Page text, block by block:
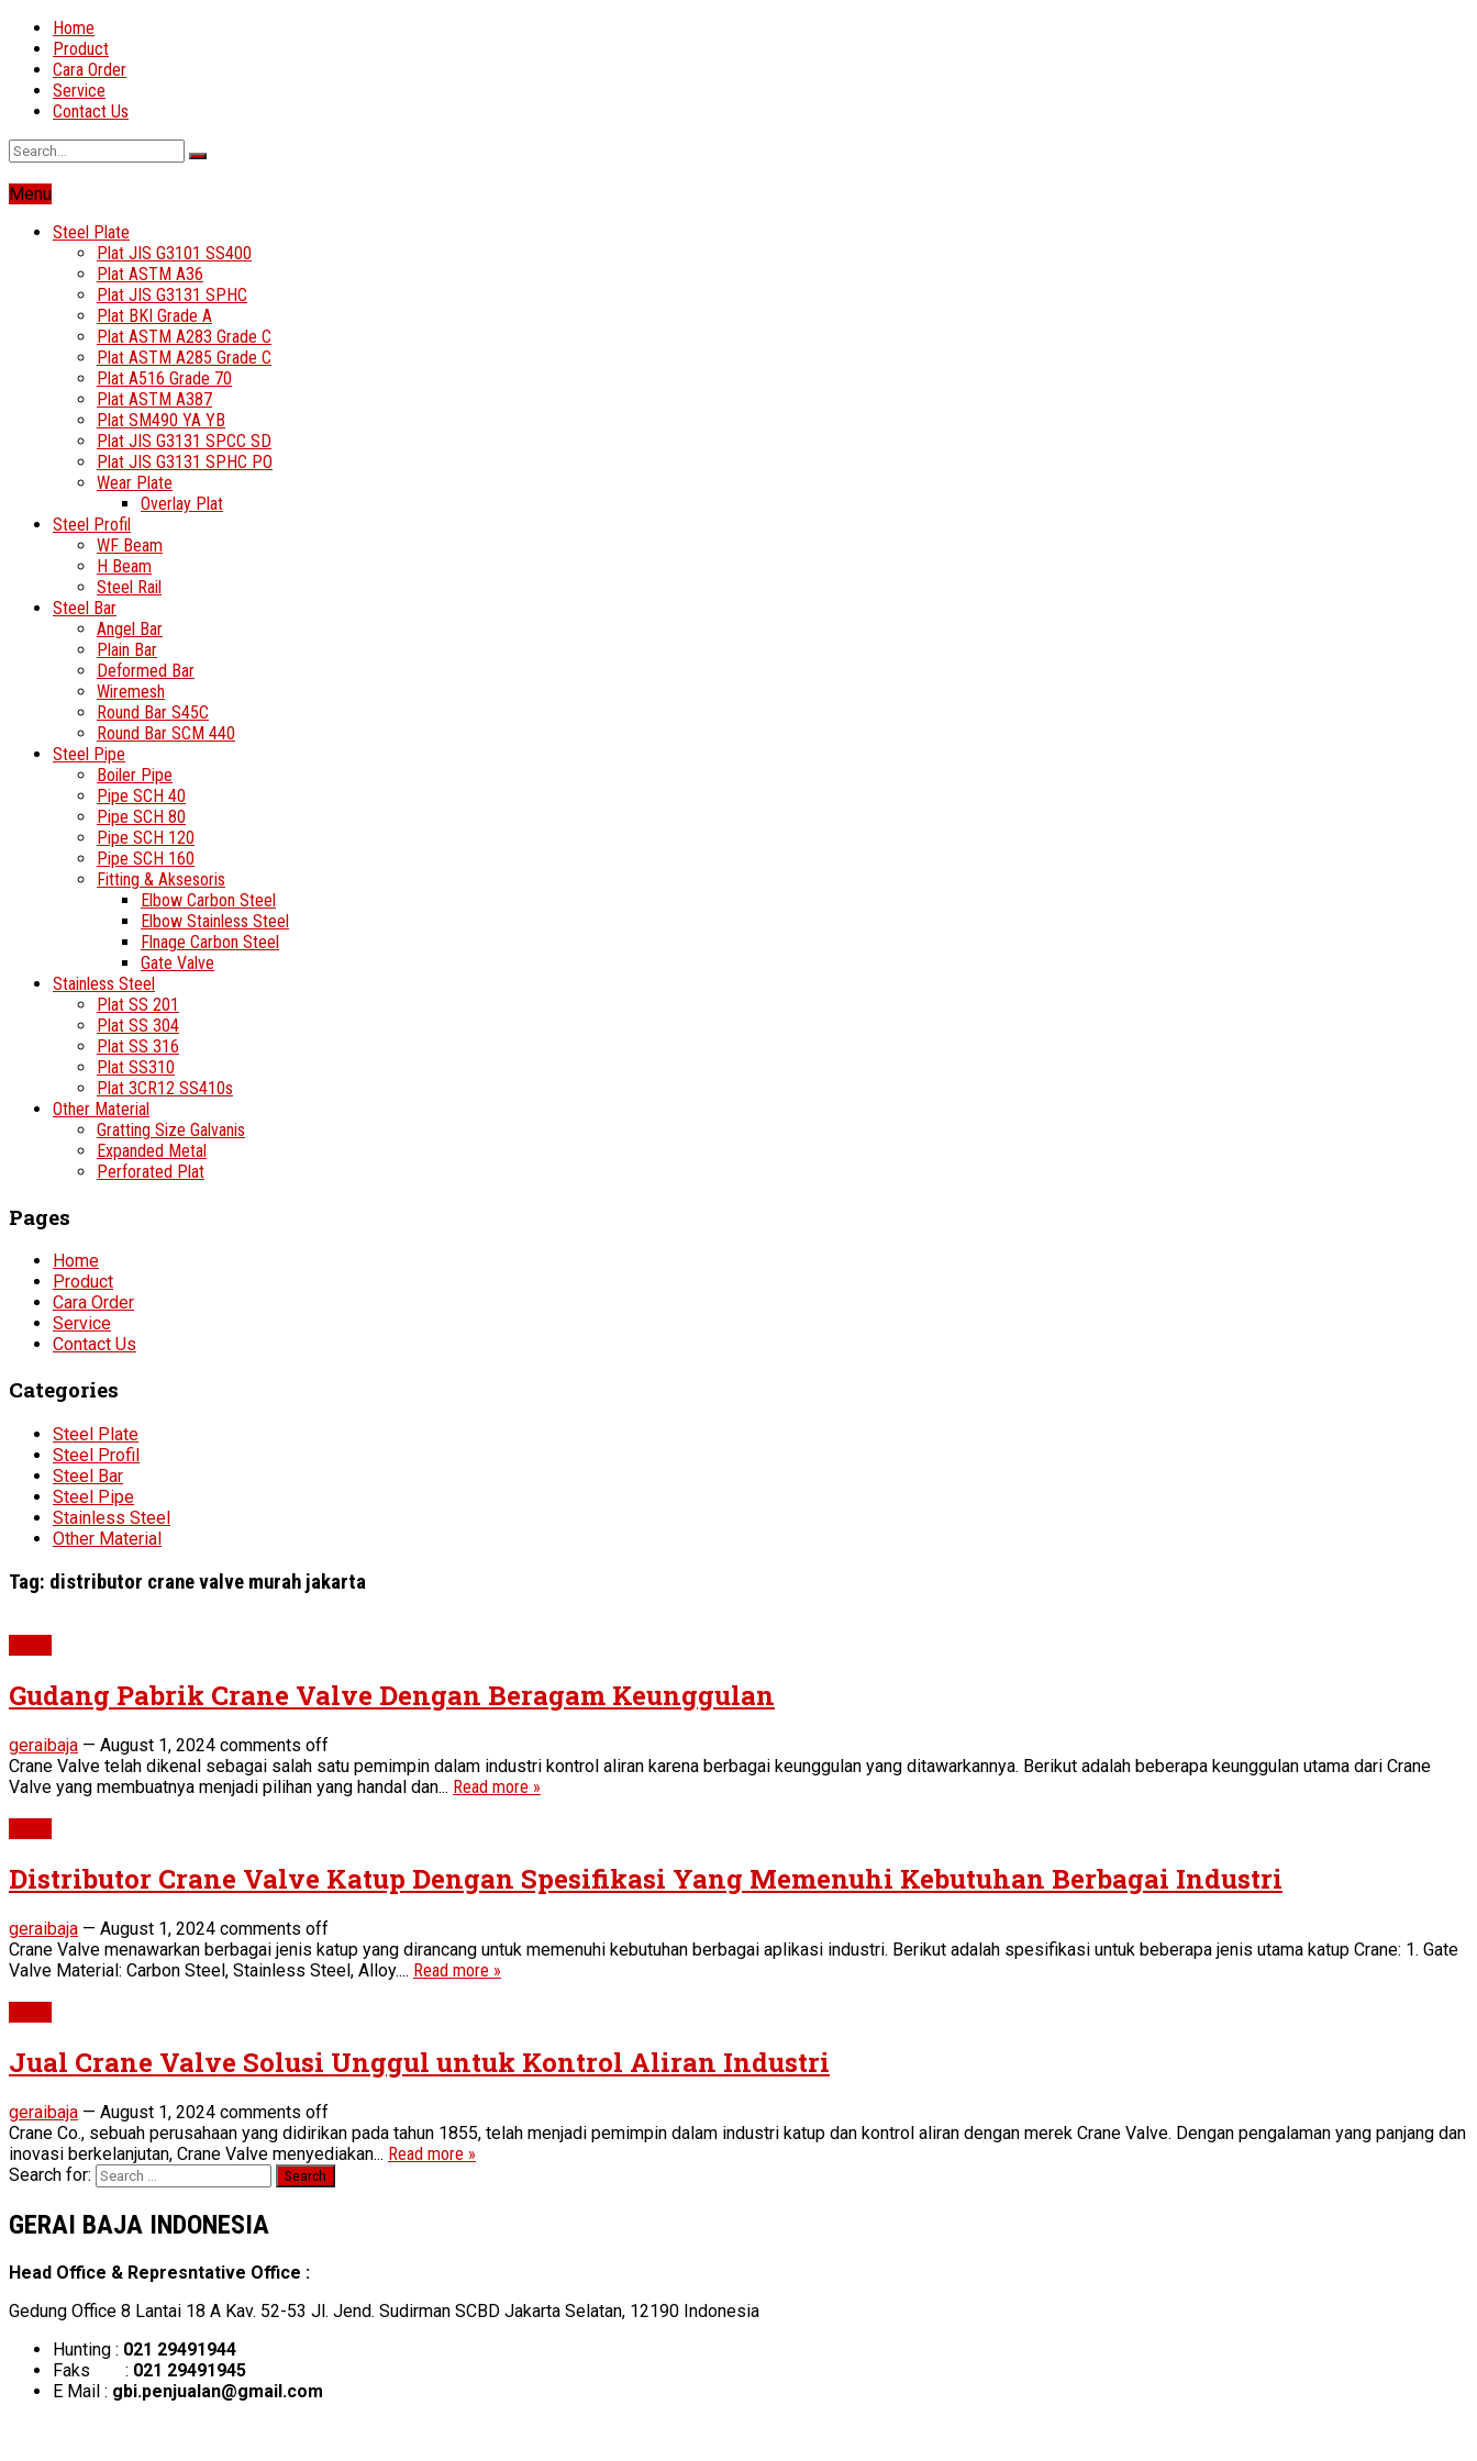
Home
Product
Cara Order
Service
Contact Us
Menu
Steel Plate
Plat JIS G3101 SS400
Plat ASTM A36
Plat JIS G3131 SPHC
Plat BKI Grade A
Plat ASTM A283 Grade C
Plat ASTM A285 Grade C
Plat A516 Grade 70
Plat ASTM A387
Plat SM490 YA YB
Plat JIS G3131 SPCC SD
Plat JIS G3131 SPHC PO
Wear Plate
Overlay Plat
Steel Profil
WF Beam
H Beam
Steel Rail
Steel Bar
Angel Bar
Plain Bar
Deformed Bar
Wiremesh
Round Bar S45C
Round Bar SCM 440
Steel Pipe
Boiler Pipe
Pipe SCH 40
Pipe SCH 80
Pipe SCH 120
Pipe SCH 160
Fitting & Aksesoris
Elbow Carbon Steel
Elbow Stainless Steel
Flnage Carbon Steel
Gate Valve
Stainless Steel
Plat SS 201
Plat SS 304
Plat SS 316
Plat SS310
Plat 3CR12 SS410s
Other Material
Gratting Size Galvanis
Expanded Metal
Perforated Plat
Pages
Home
Product
Cara Order
Service
Contact Us
Categories
Steel Plate
Steel Profil
Steel Bar
Steel Pipe
Stainless Steel
Other Material
Tag: distributor crane valve murah jakarta
Gudang Pabrik Crane Valve Dengan Beragam Keunggulan
geraibaja — August 1, 2024 comments off
Crane Valve telah dikenal sebagai salah satu pemimpin dalam industri kontrol aliran karena berbagai keunggulan yang ditawarkannya. Berikut adalah beberapa keunggulan utama dari Crane
Valve yang membuatnya menjadi pilihan yang handal dan... Read more »
Distributor Crane Valve Katup Dengan Spesifikasi Yang Memenuhi Kebutuhan Berbagai Industri
geraibaja — August 1, 2024 comments off
Crane Valve menawarkan berbagai jenis katup yang dirancang untuk memenuhi kebutuhan berbagai aplikasi industri. Berikut adalah spesifikasi untuk beberapa jenis utama katup Crane: 1. Gate
Valve Material: Carbon Steel, Stainless Steel, Alloy.... Read more »
Jual Crane Valve Solusi Unggul untuk Kontrol Aliran Industri
geraibaja — August 1, 2024 comments off
Crane Co., sebuah perusahaan yang didirikan pada tahun 1855, telah menjadi pemimpin dalam industri katup dan kontrol aliran dengan merek Crane Valve. Dengan pengalaman yang panjang dan
inovasi berkelanjutan, Crane Valve menyediakan... Read more »
Search for:
GERAI BAJA INDONESIA
Head Office & Represntative Office :
Gedung Office 8 Lantai 18 A Kav. 52-53 Jl. Jend. Sudirman SCBD Jakarta Selatan, 12190 Indonesia
Hunting : 021 29491944
Faks : 021 29491945
E Mail : gbi.penjualan@gmail.com